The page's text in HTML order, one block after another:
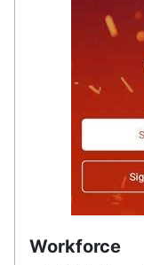
Workforce